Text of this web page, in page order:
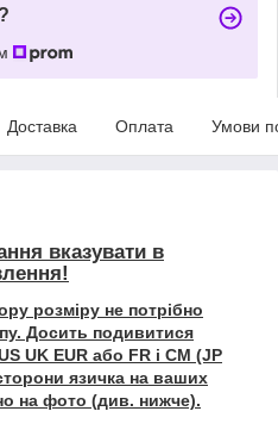
Доставка Оплата Умови
вказувати в
розміру не потрібно
Досить подивитися
UK EUR або FR і СМ (JP
язичка на ваших
на фото (див. нижче).